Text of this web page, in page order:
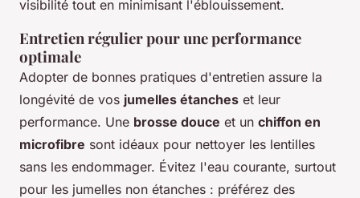
visibilité tout en minimisant l'éblouissement.
Entretien régulier pour une performance
optimale
Adopter de bonnes pratiques d'entretien assure la
longévité de vos jumelles étanches et leur
performance. Une brosse douce et un chiffon en
microfibre sont idéaux pour nettoyer les lentilles
sans les endommager. Évitez l'eau courante, surtout
pour les jumelles non étanches : préférez des